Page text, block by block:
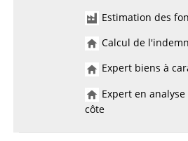
Estimation des
Calcul de
Expert biens à
Expert en
côte